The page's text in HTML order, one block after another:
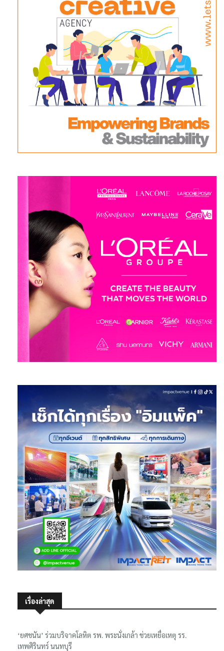
เรื่องล่าสุด
‘ยศชนัน’ ร่วมบริจาคโลหิต รพ. พระนั่งเกล้า ช่วยเหยื่อเหตุ รร.
เทพศิรินทร์ นนทบุรี